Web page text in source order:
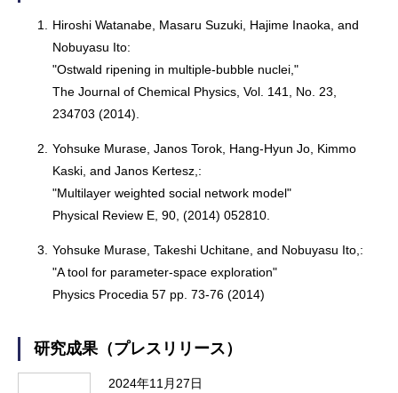
1.
Hiroshi Watanabe, Masaru Suzuki, Hajime Inaoka, and
Nobuyasu Ito:
"Ostwald ripening in multiple-bubble nuclei,"
The Journal of Chemical Physics, Vol. 141, No. 23,
234703 (2014).
2.
Yohsuke Murase, Janos Torok, Hang-Hyun Jo, Kimmo
Kaski, and Janos Kertesz,:
"Multilayer weighted social network model"
Physical Review E, 90, (2014) 052810.
3.
Yohsuke Murase, Takeshi Uchitane, and Nobuyasu Ito,:
"A tool for parameter-space exploration"
Physics Procedia 57 pp. 73-76 (2014)
研究成果（プレスリリース）
2024年11月27日